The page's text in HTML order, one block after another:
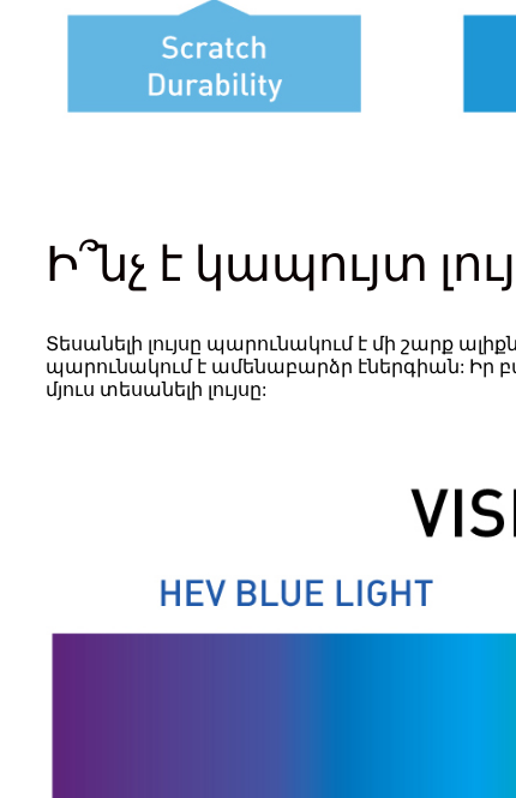
Ի՞նչ է կապույտ
Տեսանելի լույսը պարունակում է մի շարք
պարունակում է ամենաբարձր էներգիան: Իր
մյուս տեսանելի լույսը: